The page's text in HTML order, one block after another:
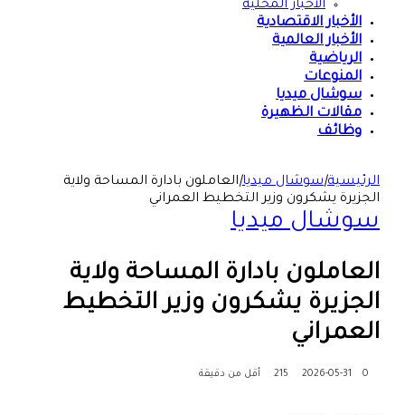
الأخبار المحلية
الأخبار الاقتصادية
الأخبار العالمية
الرياضية
المنوعات
سوشال ميديا
مقالات الظهيرة
وظائف
الرئيسية|سوشال ميديا|العاملون بادارة المساحة ولاية
الجزيرة يشكرون وزير التخطيط العمراني
سوشال ميديا
العاملون بادارة المساحة ولاية
الجزيرة يشكرون وزير التخطيط
العمراني
2026-05-31 0 أقل من دقيقة